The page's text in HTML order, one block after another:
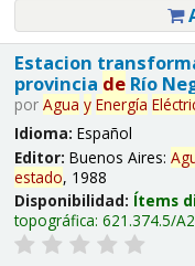
Estacion
provincia deRío
por Agua y Energía
Idioma: Español
Editor: Buenos Aires:
estado, 1988
Disponibilidad: Ítems
topográfica: 621.374.5/